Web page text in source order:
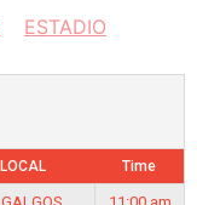
ESTADIO
LOCAL Time